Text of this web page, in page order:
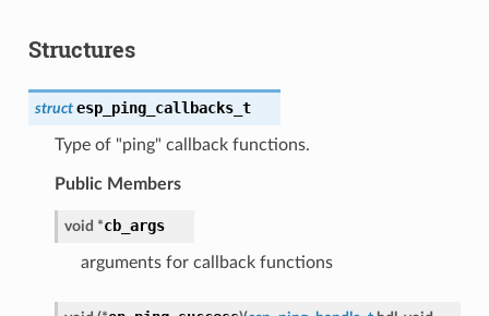
Structures
struct esp_ping_callbacks_t
Type of "ping" callback functions.
Public Members
void *cb_args
arguments for callback functions